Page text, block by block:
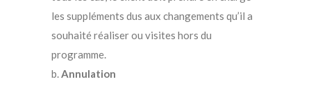
les suppléments dus aux changements qu’il a
souhaité réaliser ou visites hors du
programme.
b.Annulation